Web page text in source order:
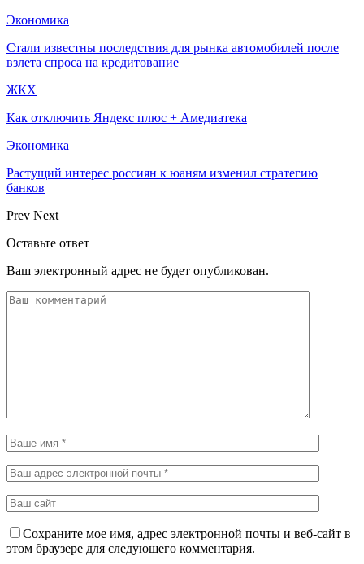
Экономика
Стали известны последствия для рынка автомобилей после
взлета спроса на кредитование
ЖКХ
Как отключить Яндекс плюс + Амедиатека
Экономика
Растущий интерес россиян к юаням изменил стратегию
банков
Prev Next
Оставьте ответ
Ваш электронный адрес не будет опубликован.
Сохраните мое имя, адрес электронной почты и веб-сайт в
этом браузере для следующего комментария.